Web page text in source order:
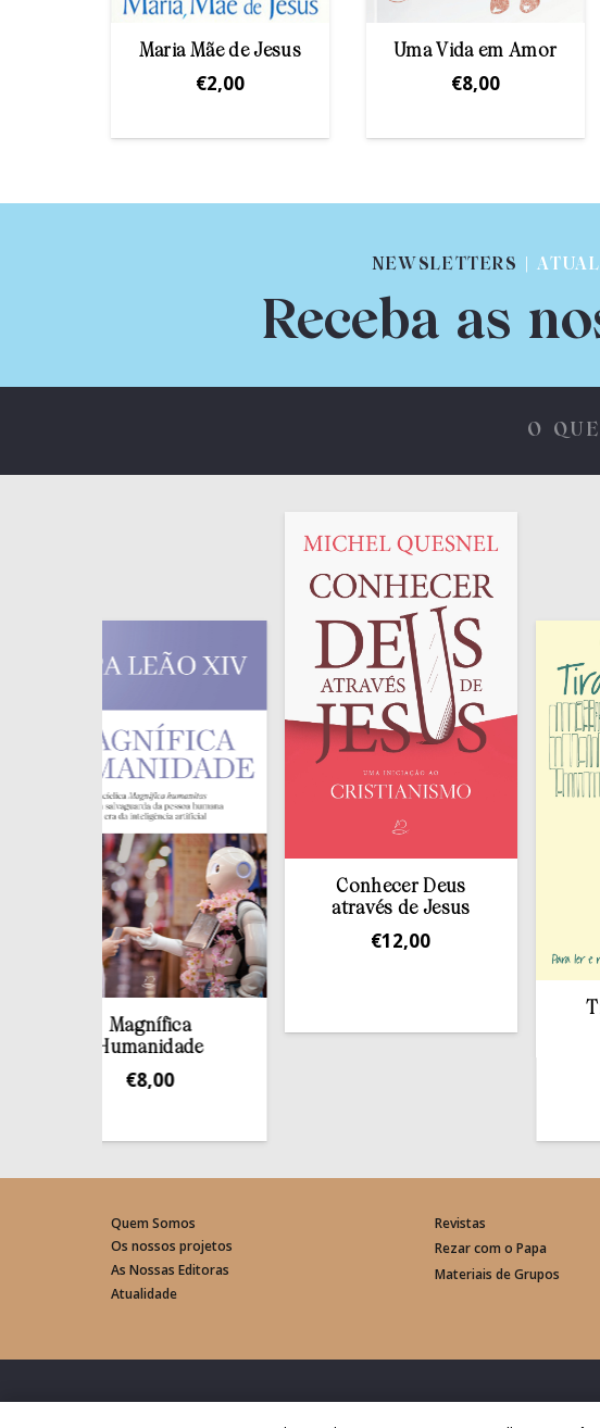
Maria Mãe de Jesus
€2,00
Uma Vida em Amor
€8,00
NEWSLETTERS |
Receba as
O
Humanidade
Conhecer Deus
através de Jesus
Tirar a
Quem Somos
Os nossos projetos
As Nossas Editoras
Atualidade
Revistas
Rezar com o Papa
Materiais de Grupos